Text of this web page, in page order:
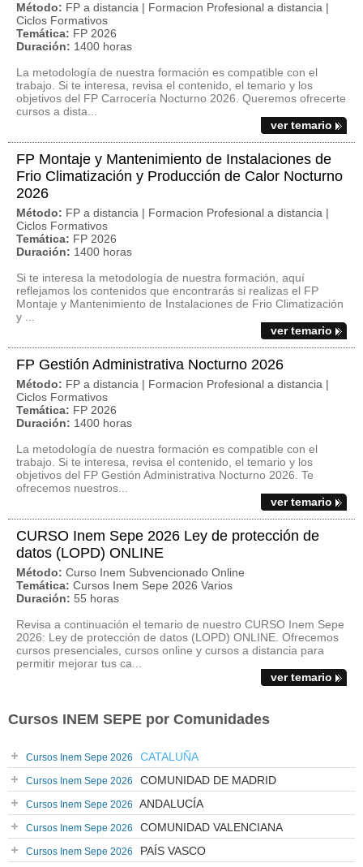
Método: FP a distancia | Formacion Profesional a distancia |
Ciclos Formativos
Temática: FP 2026
Duración: 1400 horas
La metodología de nuestra formación es compatible con el
trabajo. Si te interesa, revisa el contenido, el temario y los
objetivos del FP Carrocería Nocturno 2026. Queremos ofrecerte
cursos a dista...
ver temario
FP Montaje y Mantenimiento de Instalaciones de
Frio Climatización y Producción de Calor Nocturno
2026
Método: FP a distancia | Formacion Profesional a distancia |
Ciclos Formativos
Temática: FP 2026
Duración: 1400 horas
Si te interesa la metodología de nuestra formación, aquí
reflejamos los contenidos que encontrarás si realizas el FP
Montaje y Mantenimiento de Instalaciones de Frio Climatización
y ...
ver temario
FP Gestión Administrativa Nocturno 2026
Método: FP a distancia | Formacion Profesional a distancia |
Ciclos Formativos
Temática: FP 2026
Duración: 1400 horas
La metodología de nuestra formación es compatible con el
trabajo. Si te interesa, revisa el contenido, el temario y los
objetivos del FP Gestión Administrativa Nocturno 2026. Te
ofrecemos nuestros...
ver temario
CURSO Inem Sepe 2026 Ley de protección de
datos (LOPD) ONLINE
Método: Curso Inem Subvencionado Online
Temática: Cursos Inem Sepe 2026 Varios
Duración: 55 horas
Revisa a continuación el temario de nuestro CURSO Inem Sepe
2026: Ley de protección de datos (LOPD) ONLINE. Ofrecemos
cursos presenciales, cursos online y cursos a distancia para
permitir mejorar tus ca...
ver temario
Cursos INEM SEPE por Comunidades
Cursos Inem Sepe 2026 CATALUÑA
Cursos Inem Sepe 2026 COMUNIDAD DE MADRID
Cursos Inem Sepe 2026 ANDALUCÍA
Cursos Inem Sepe 2026 COMUNIDAD VALENCIANA
Cursos Inem Sepe 2026 PAÍS VASCO